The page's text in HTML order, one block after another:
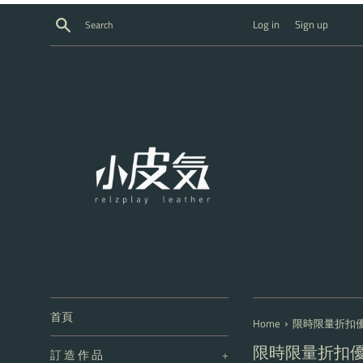
Skip
Search Log in Sign up
首頁
訂 造 作 品 +
Home › 限時限量折扣
限時限量折扣